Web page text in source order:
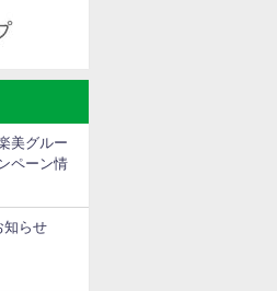
美グルー
ペーン情
知らせ